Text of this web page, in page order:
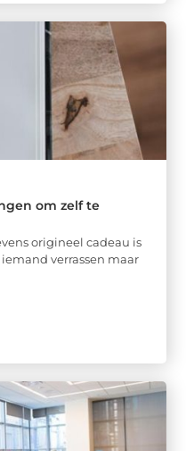
om zelf te
origineel cadeau is
verrassen maar